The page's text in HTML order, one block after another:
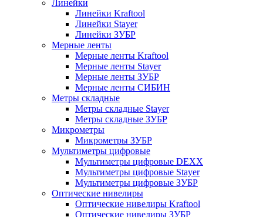
Линейки
Линейки Kraftool
Линейки Stayer
Линейки ЗУБР
Мерные ленты
Мерные ленты Kraftool
Мерные ленты Stayer
Мерные ленты ЗУБР
Мерные ленты СИБИН
Метры складные
Метры складные Stayer
Метры складные ЗУБР
Микрометры
Микрометры ЗУБР
Мультиметры цифровые
Мультиметры цифровые DEXX
Мультиметры цифровые Stayer
Мультиметры цифровые ЗУБР
Оптические нивелиры
Оптические нивелиры Kraftool
Оптические нивелиры ЗУБР